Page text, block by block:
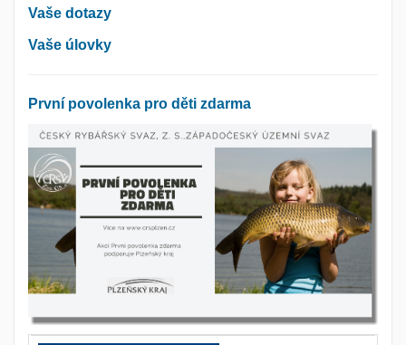
Vaše dotazy
Vaše úlovky
První povolenka pro děti zdarma